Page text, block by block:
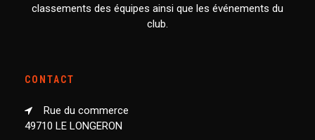
classements des équipes ainsi que les événements du
club.
CONTACT
Rue du commerce
49710 LE LONGERON